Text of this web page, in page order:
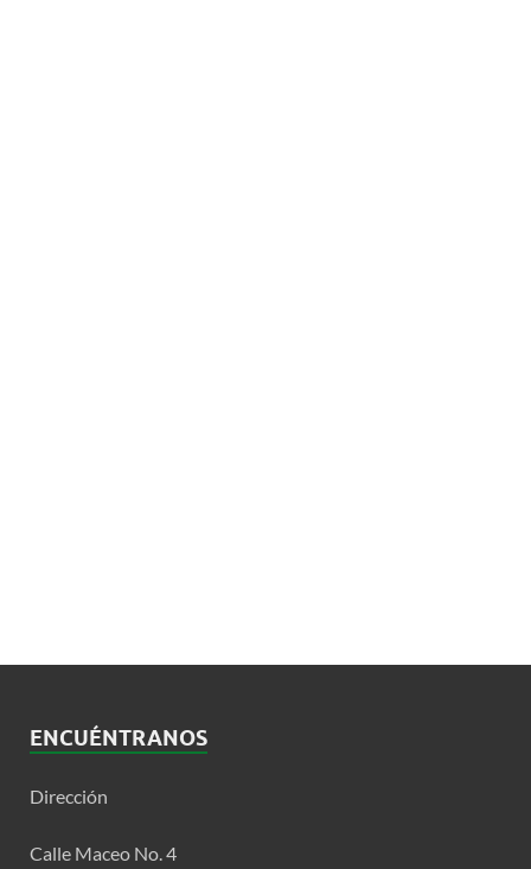
ENCUÉNTRANOS
Dirección
Calle Maceo No. 4